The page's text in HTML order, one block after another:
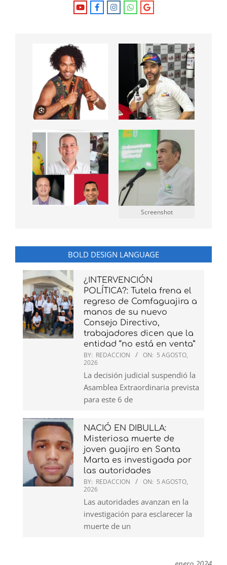
Screenshot
BOLD DESIGN LANGUAGE
¿INTERVENCIÓN
POLÍTICA?: Tutela frena el
regreso de Comfaguajira a
manos de su nuevo
Consejo Directivo,
trabajadores dicen que la
entidad “no está en venta”
BY: REDACCION ON: 5 AGOSTO,
2026
La decisión judicial suspendió la
Asamblea Extraordinaria prevista
para este 6 de
NACIÓ EN DIBULLA:
Misteriosa muerte de
joven guajiro en Santa
Marta es investigada por
las autoridades
BY: REDACCION ON: 5 AGOSTO,
2026
Las autoridades avanzan en la
investigación para esclarecer la
muerte de un